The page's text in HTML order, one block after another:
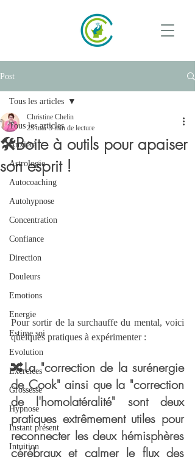
Post
Tous les articles
Anxiété
Astrologie
Autocoaching
Autohypnose
Concentration
Confiance
Direction
Douleurs
Emotions
Energie
Estime soi
Evolution
Exercices
Grossesse
Hypnose
Instant présent
Intuition
Tous les articles
🛠️Boite à outils pour apaiser
son esprit !
Christine Chelin
23 mai 3 min de lecture
Pour sortir de la surchauffe du mental, voici
quelques pratiques à expérimenter :
🔀La "correction de la surénergie
de Cook" ainsi que la "correction
de l'homolatéralité" sont deux
pratiques extrêmement utiles pour
reconnecter les deux hémisphères
cérébraux et calmer le flux des